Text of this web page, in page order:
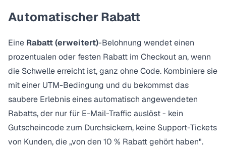
Automatischer Rabatt
Eine Rabatt (erweitert)-Belohnung wendet einen
prozentualen oder festen Rabatt im Checkout an, wenn
die Schwelle erreicht ist, ganz ohne Code. Kombiniere sie
mit einer UTM-Bedingung und du bekommst das
saubere Erlebnis einesautomatisch angewendeten
Rabatts, der nur für E-Mail-Traffic auslöst - kein
Gutscheincode zum Durchsickern, keine Support-Tickets
von Kunden, die „von den 10 % Rabatt gehört haben".